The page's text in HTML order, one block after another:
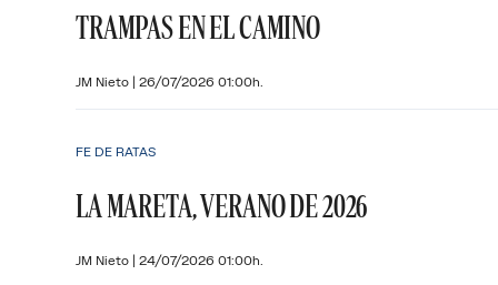
TRAMPAS EN EL CAMINO
JM Nieto | 26/07/2026 01:00h.
FE DE RATAS
LA MARETA, VERANO DE 2026
JM Nieto | 24/07/2026 01:00h.